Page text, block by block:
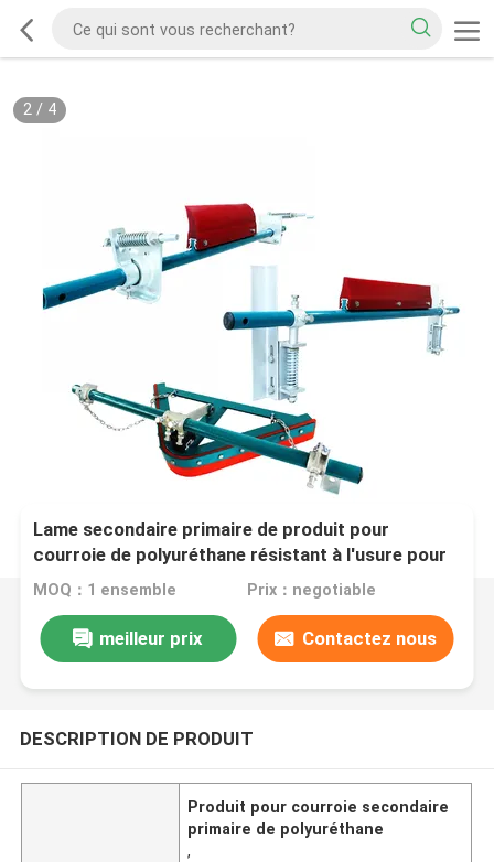
2/ 4
Lame secondaire primaire de produit pour
courroie de polyuréthane résistant à l'usure pour
l'exploitation
MOQ：1 ensemble Prix：negotiable
meilleur prix Contactez nous
DESCRIPTION DE PRODUIT
Produit pour courroie secondaire
primaire de polyuréthane
,